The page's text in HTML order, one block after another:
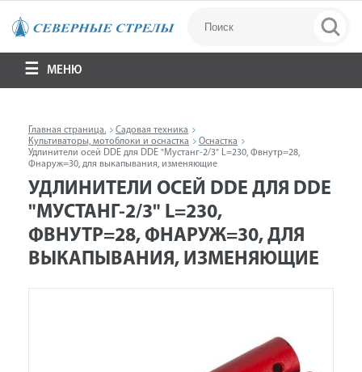
МЕНЮ
Главная страница.
Садовая техника
Культиваторы, мотоблоки и оснастка
Оснастка
Удлинители осей DDE для DDE "Мустанг-2/3" L=230, Фвнутр=28,
Фнаруж=30, для выкапывания, изменяющие
УДЛИНИТЕЛИ ОСЕЙ DDE ДЛЯ DDE
"МУСТАНГ-2/3" L=230,
ФВНУТР=28, ФНАРУЖ=30, ДЛЯ
ВЫКАПЫВАНИЯ, ИЗМЕНЯЮЩИЕ